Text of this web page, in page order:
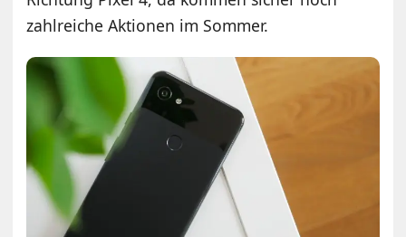
zahlreiche Aktionen im Sommer.